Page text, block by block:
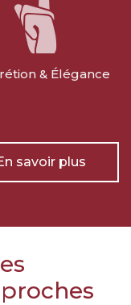
& Élégance
savoir plus